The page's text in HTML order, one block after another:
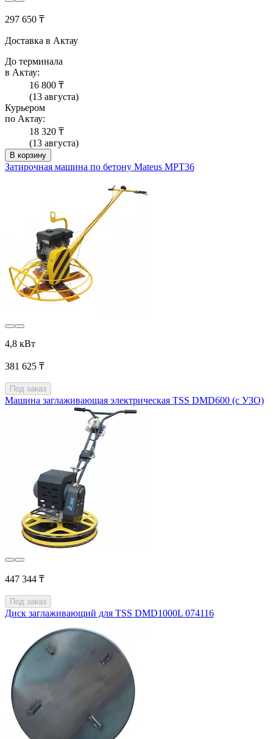
297 650 ₸
Доставка в Актау
До терминала
в Актау:
16 800 ₸
(13 августа)
Курьером
по Актау:
18 320 ₸
(13 августа)
В корзину
Затирочная машина по бетону Mateus MPT36
4,8 кВт
381 625 ₸
Под заказ
Машина заглаживающая электрическая TSS DMD600 (с УЗО)
447 344 ₸
Под заказ
Диск заглаживающий для TSS DMD1000L 074116